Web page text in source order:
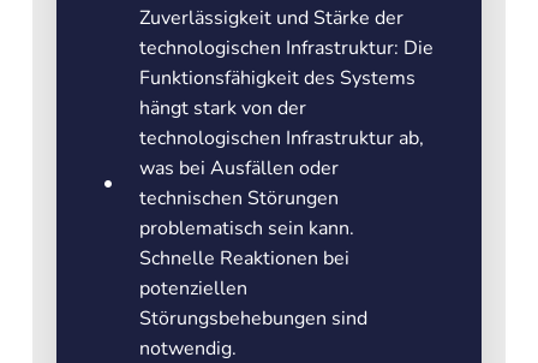
Zuverlässigkeit und Stärke der
technologischen Infrastruktur: Die
Funktionsfähigkeit des Systems
hängt stark von der
technologischen Infrastruktur ab,
was bei Ausfällen oder
technischen Störungen
problematisch sein kann.
Schnelle Reaktionen bei
potenziellen
Störungsbehebungen sind
notwendig.